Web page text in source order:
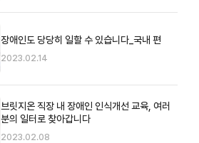
장애인도 당당히 일할 수 있습니다_국내 편
2023.02.14
브릿지온 직장 내 장애인 인식개선 교육, 여러
분의 일터로 찾아갑니다
2023.02.08